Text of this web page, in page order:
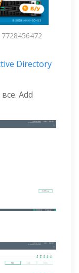
Directory
Add